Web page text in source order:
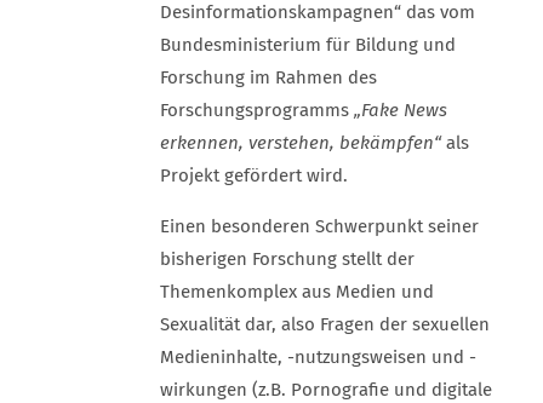
Desinformationskampagnen“ das vom
Bundesministerium für Bildung und
Forschung im Rahmen des
Forschungsprogramms „Fake News
erkennen, verstehen, bekämpfen“als
Projekt gefördert wird.
Einen besonderen Schwerpunkt seiner
bisherigen Forschung stellt der
Themenkomplex aus Medien und
Sexualität dar, also Fragen der sexuellen
Medieninhalte, -nutzungsweisen und -
wirkungen (z.B. Pornografie und digitale